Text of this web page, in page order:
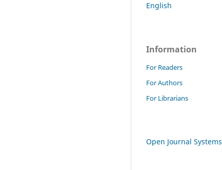
English
Information
For Readers
For Authors
For Librarians
Open Journal Systems